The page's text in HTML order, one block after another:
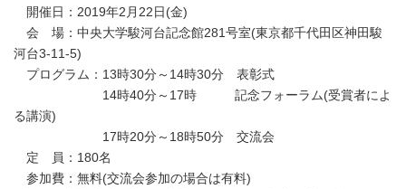
開催日：2019年2月22日(金)
会 場：中央大学駿河台記念館281号室(東京都千代田区神田駿
河台3-11-5)
プログラム：13時30分～14時30分 表彰式
14時40分～17時 記念フォーラム(受賞者によ
る講演)
17時20分～18時50分 交流会
定 員：180名
参加費：無料(交流会参加の場合は有料)